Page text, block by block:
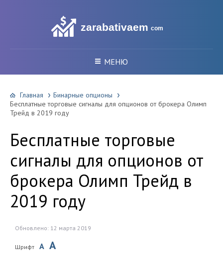
zarabativaem com
МЕНЮ
Главная
Бинарные опционы
Бесплатные торговые сигналы для опционов от брокера Олимп
Трейд в 2019 году
Бесплатные торговые
сигналы для опционов от
брокера Олимп Трейд в
2019 году
Обновлено: 12 марта 2019
Шрифт A A